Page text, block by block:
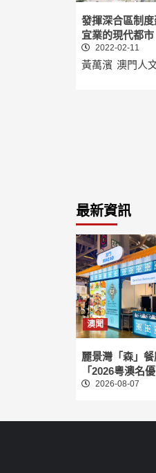
發揮深合區制
宜業的現代都市
2022-02-11
黃萬濱 澳門人
最新資訊
澳聞
麗景灣「森」
「2026粵澳名
2026-08-07